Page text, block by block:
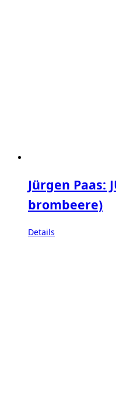
Jürgen Paas:
brombeere)
Details